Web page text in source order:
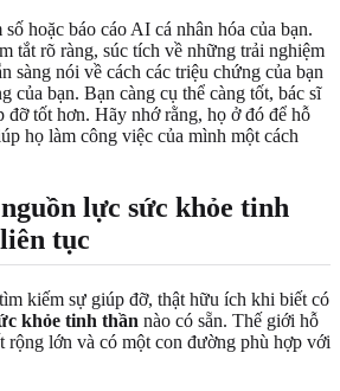
hoặc báo cáo AI cá nhân hóa của bạn.
tắt rõ ràng, súc tích về những trải nghiệm
sàng nói về cách các triệu chứng của bạn
của bạn. Bạn càng cụ thể càng tốt, bác sĩ
đỡ tốt hơn. Hãy nhớ rằng, họ ở đó để hỗ
họ làm công việc của mình một cách
lực sức khỏe tinh
tục
kiếm sự giúp đỡ, thật hữu ích khi biết có
khỏe tinh thần nào có sẵn. Thế giới hỗ
rộng lớn và có một con đường phù hợp với